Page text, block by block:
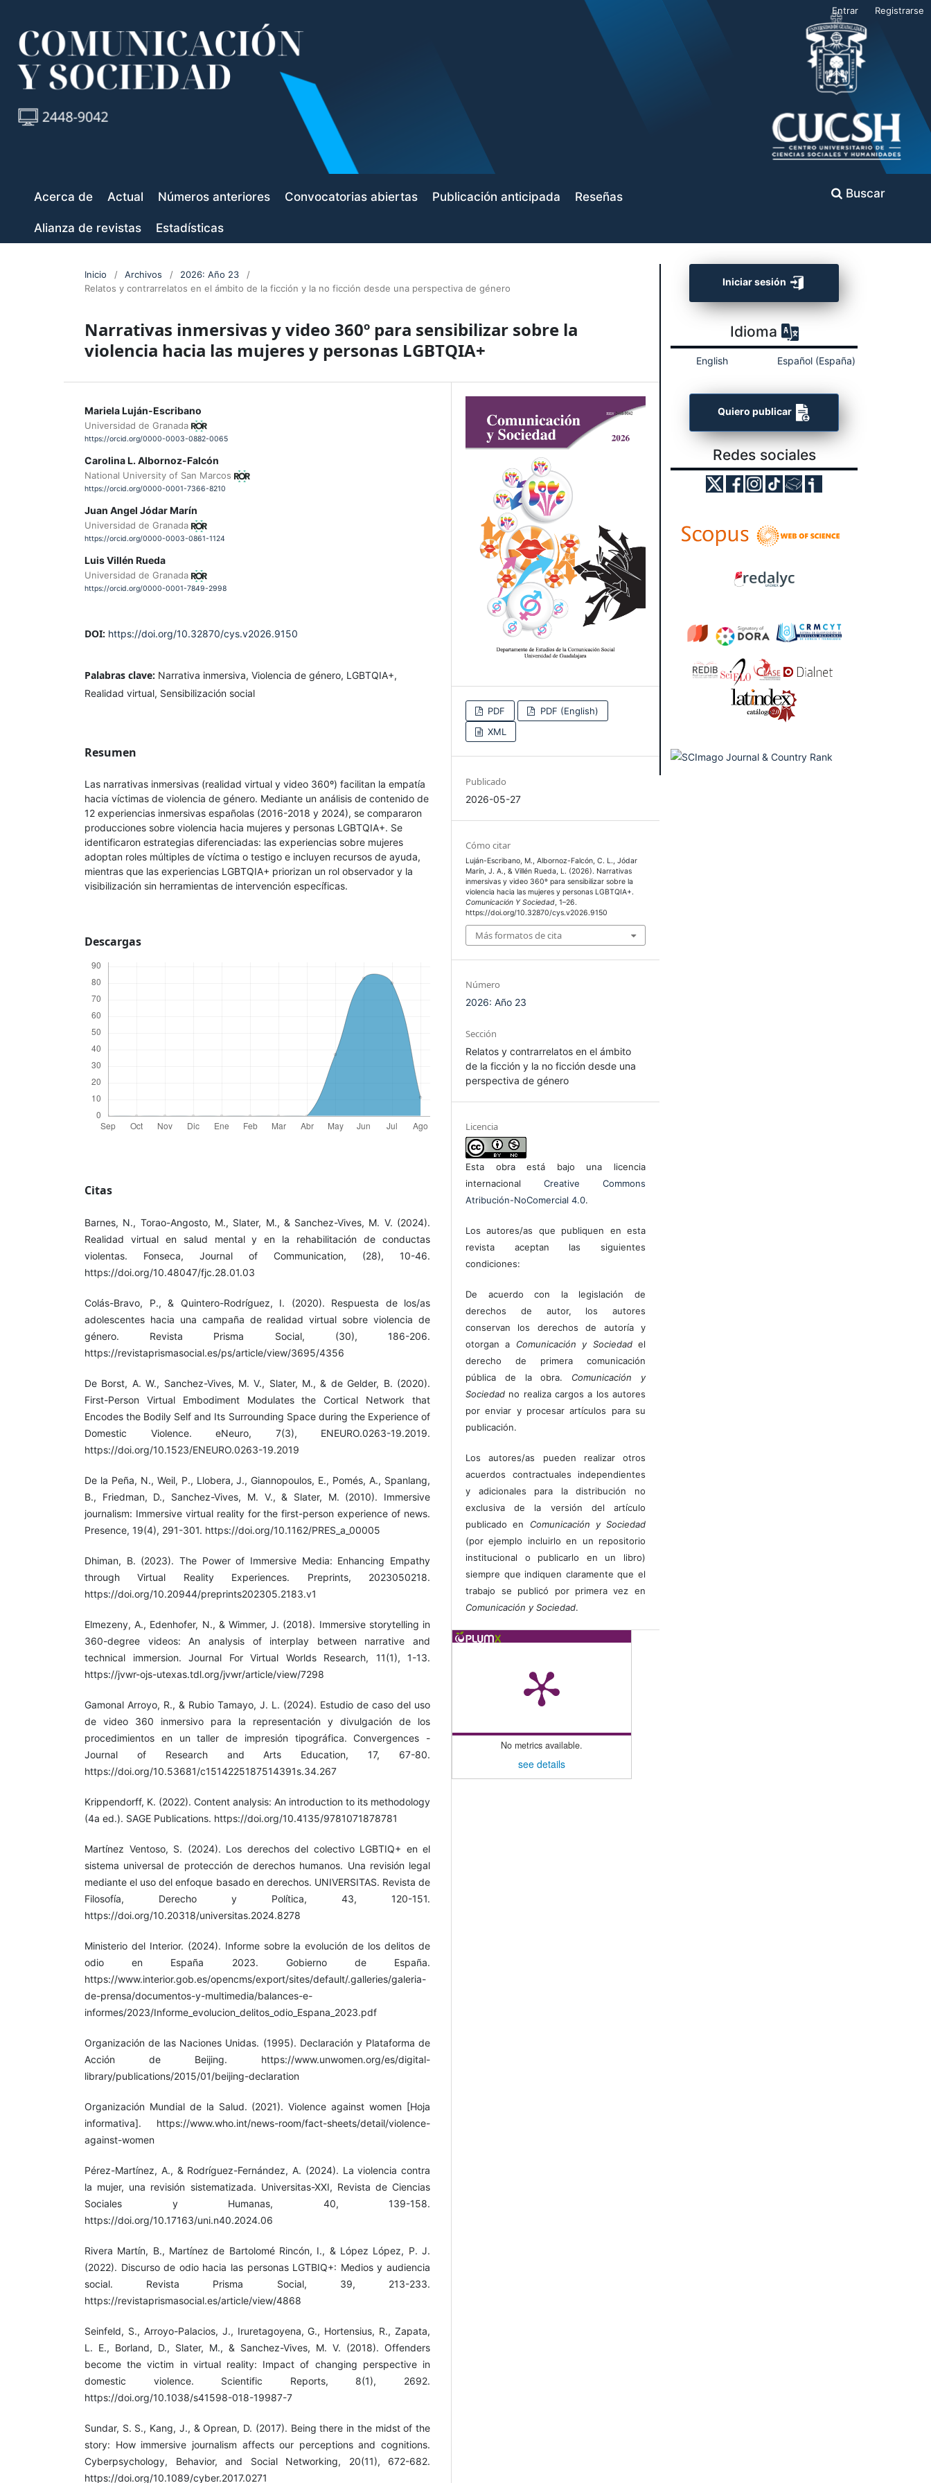
Acerca de Actual Números anteriores Convocatorias abiertas Publicación anticipada Reseñas
Alianza de revistas Estadísticas
Buscar
Entrar Registrarse
Inicio / Archivos / 2026: Año 23
/
Relatos y contrarrelatos en el ámbito de la ficción y la no ficción desde una perspectiva de género
Narrativas inmersivas y video 360º para sensibilizar sobre la
violencia hacia las mujeres y personas LGBTQIA+
Mariela Luján-Escribano
Universidad de Granada
https://orcid.org/0000-0003-0882-0065
Carolina L. Albornoz-Falcón
National University of San Marcos
https://orcid.org/0000-0001-7366-8210
Juan Angel Jódar Marín
Universidad de Granada
https://orcid.org/0000-0003-0861-1124
Luis Villén Rueda
Universidad de Granada
https://orcid.org/0000-0001-7849-2998
DOI: https://doi.org/10.32870/cys.v2026.9150
Palabras clave: Narrativa inmersiva, Violencia de género, LGBTQIA+,
Realidad virtual, Sensibilización social
Resumen
Las narrativas inmersivas (realidad virtual y video 360º) facilitan la empatía
hacia víctimas de violencia de género. Mediante un análisis de contenido de
12 experiencias inmersivas españolas (2016-2018 y 2024), se compararon
producciones sobre violencia hacia mujeres y personas LGBTQIA+. Se
identificaron estrategias diferenciadas: las experiencias sobre mujeres
adoptan roles múltiples de víctima o testigo e incluyen recursos de ayuda,
mientras que las experiencias LGBTQIA+ priorizan un rol observador y la
visibilización sin herramientas de intervención específicas.
Descargas
Citas
Barnes, N., Torao-Angosto, M., Slater, M., & Sanchez-Vives, M. V. (2024).
Realidad virtual en salud mental y en la rehabilitación de conductas
violentas. Fonseca, Journal of Communication, (28), 10-46.
https://doi.org/10.48047/fjc.28.01.03
Colás-Bravo, P., & Quintero-Rodríguez, I. (2020). Respuesta de los/as
adolescentes hacia una campaña de realidad virtual sobre violencia de
género. Revista Prisma Social, (30), 186-206.
https://revistaprismasocial.es/ps/article/view/3695/4356
De Borst, A. W., Sanchez-Vives, M. V., Slater, M., & de Gelder, B. (2020).
First-Person Virtual Embodiment Modulates the Cortical Network that
Encodes the Bodily Self and Its Surrounding Space during the Experience of
Domestic Violence. eNeuro, 7(3), ENEURO.0263-19.2019.
https://doi.org/10.1523/ENEURO.0263-19.2019
De la Peña, N., Weil, P., Llobera, J., Giannopoulos, E., Pomés, A., Spanlang,
B., Friedman, D., Sanchez-Vives, M. V., & Slater, M. (2010). Immersive
journalism: Immersive virtual reality for the first-person experience of news.
Presence, 19(4), 291-301. https://doi.org/10.1162/PRES_a_00005
Dhiman, B. (2023). The Power of Immersive Media: Enhancing Empathy
through Virtual Reality Experiences. Preprints, 2023050218.
https://doi.org/10.20944/preprints202305.2183.v1
Elmezeny, A., Edenhofer, N., & Wimmer, J. (2018). Immersive storytelling in
360-degree videos: An analysis of interplay between narrative and
technical immersion. Journal For Virtual Worlds Research, 11(1), 1-13.
https://jvwr-ojs-utexas.tdl.org/jvwr/article/view/7298
Gamonal Arroyo, R., & Rubio Tamayo, J. L. (2024). Estudio de caso del uso
de video 360 inmersivo para la representación y divulgación de los
procedimientos en un taller de impresión tipográfica. Convergences -
Journal of Research and Arts Education, 17, 67-80.
https://doi.org/10.53681/c1514225187514391s.34.267
Krippendorff, K. (2022). Content analysis: An introduction to its methodology
(4a ed.). SAGE Publications. https://doi.org/10.4135/9781071878781
Martínez Ventoso, S. (2024). Los derechos del colectivo LGBTIQ+ en el
sistema universal de protección de derechos humanos. Una revisión legal
mediante el uso del enfoque basado en derechos. UNIVERSITAS. Revista de
Filosofía, Derecho y Política, 43, 120-151.
https://doi.org/10.20318/universitas.2024.8278
Ministerio del Interior. (2024). Informe sobre la evolución de los delitos de
odio en España 2023. Gobierno de España.
https://www.interior.gob.es/opencms/export/sites/default/.galleries/galeria-
de-prensa/documentos-y-multimedia/balances-e-
informes/2023/Informe_evolucion_delitos_odio_Espana_2023.pdf
Organización de las Naciones Unidas. (1995). Declaración y Plataforma de
Acción de Beijing. https://www.unwomen.org/es/digital-
library/publications/2015/01/beijing-declaration
Organización Mundial de la Salud. (2021). Violence against women [Hoja
informativa]. https://www.who.int/news-room/fact-sheets/detail/violence-
against-women
Pérez-Martínez, A., & Rodríguez-Fernández, A. (2024). La violencia contra
la mujer, una revisión sistematizada. Universitas-XXI, Revista de Ciencias
Sociales y Humanas, 40, 139-158.
https://doi.org/10.17163/uni.n40.2024.06
Rivera Martín, B., Martínez de Bartolomé Rincón, I., & López López, P. J.
(2022). Discurso de odio hacia las personas LGTBIQ+: Medios y audiencia
social. Revista Prisma Social, 39, 213-233.
https://revistaprismasocial.es/article/view/4868
Seinfeld, S., Arroyo-Palacios, J., Iruretagoyena, G., Hortensius, R., Zapata,
L. E., Borland, D., Slater, M., & Sanchez-Vives, M. V. (2018). Offenders
become the victim in virtual reality: Impact of changing perspective in
domestic violence. Scientific Reports, 8(1), 2692.
https://doi.org/10.1038/s41598-018-19987-7
Sundar, S. S., Kang, J., & Oprean, D. (2017). Being there in the midst of the
story: How immersive journalism affects our perceptions and cognitions.
Cyberpsychology, Behavior, and Social Networking, 20(11), 672-682.
https://doi.org/10.1089/cyber.2017.0271
PDF
PDF (English)
XML
Publicado
2026-05-27
Cómo citar
Luján-Escribano, M., Albornoz-Falcón, C. L., Jódar
Marín, J. A., & Villén Rueda, L. (2026). Narrativas
inmersivas y video 360º para sensibilizar sobre la
violencia hacia las mujeres y personas LGBTQIA+.
Comunicación Y Sociedad , 1–26.
https://doi.org/10.32870/cys.v2026.9150
Más formatos de cita
Número
2026: Año 23
Sección
Relatos y contrarrelatos en el ámbito
de la ficción y la no ficción desde una
perspectiva de género
Licencia
Esta obra está bajo una licencia
internacional Creative Commons
Atribución-NoComercial 4.0.
Los autores/as que publiquen en esta
revista aceptan las siguientes
condiciones:
De acuerdo con la legislación de
derechos de autor, los autores
conservan los derechos de autoría y
otorgan a Comunicación y Sociedadel
derecho de primera comunicación
pública de la obra. Comunicación y
Sociedad no realiza cargos a los autores
por enviar y procesar artículos para su
publicación.
Los autores/as pueden realizar otros
acuerdos contractuales independientes
y adicionales para la distribución no
exclusiva de la versión del artículo
publicado en Comunicación y Sociedad
(por ejemplo incluirlo en un repositorio
institucional o publicarlo en un libro)
siempre que indiquen claramente que el
trabajo se publicó por primera vez en
Comunicación y Sociedad.
No metrics available.
see details
Iniciar sesión
Idioma
English Español (España)
Quiero publicar
Redes sociales